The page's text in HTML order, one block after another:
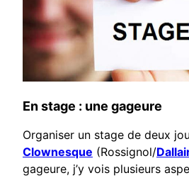
En stage : une gageure
Organiser un stage de deux
Clownesque (Rossignol/
gageure, j’y vois plusieurs